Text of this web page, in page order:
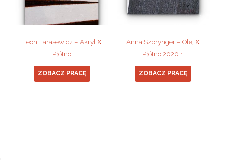
Leon Tarasewicz – Akryl &
Płótno
ZOBACZ PRACĘ
Anna Szprynger – Olej &
Płótno 2020 r.
ZOBACZ PRACĘ